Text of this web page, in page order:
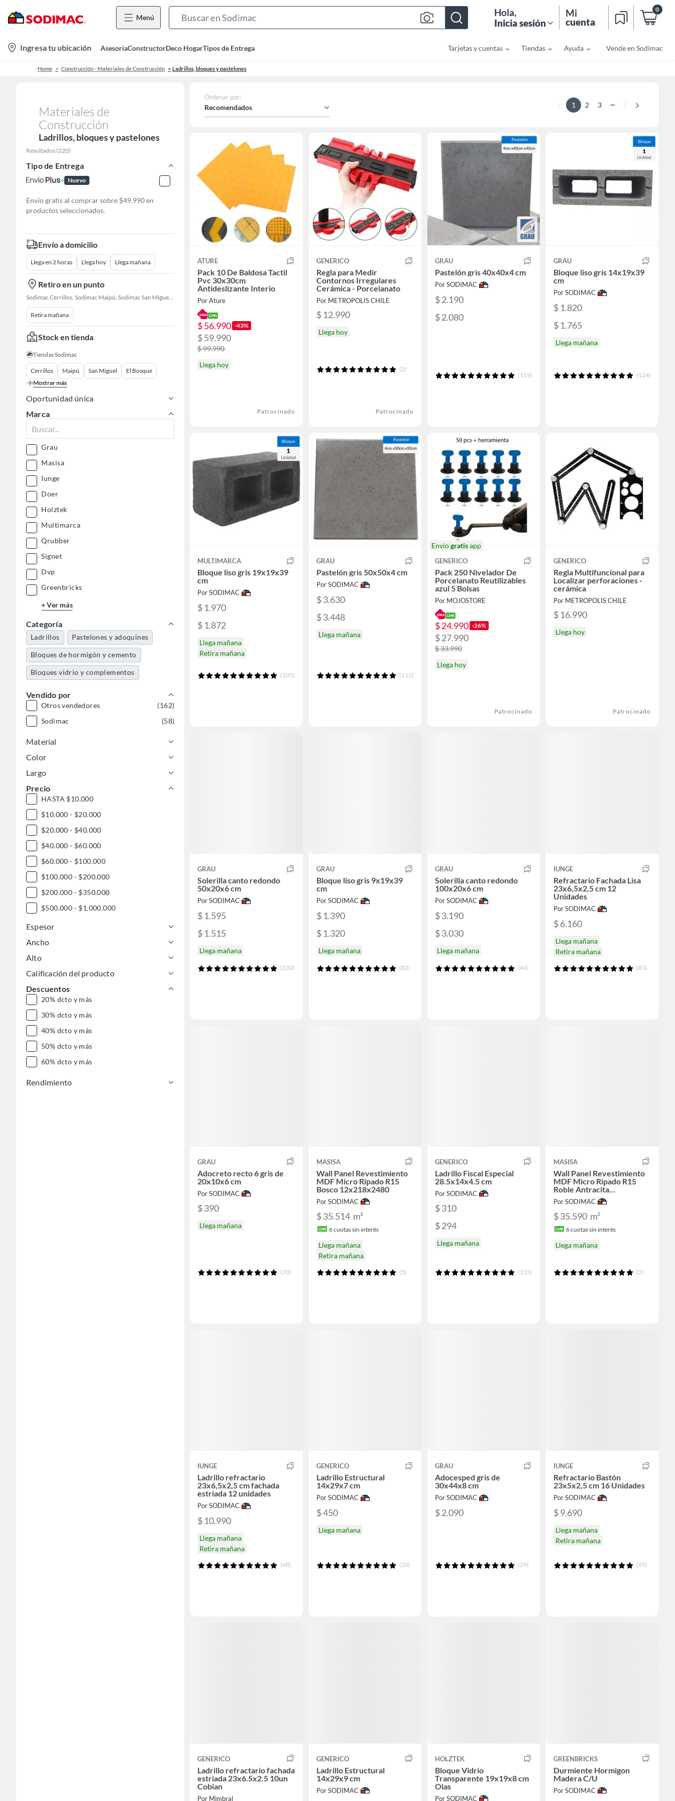
Menú
Bar
Hola,
Inicia sesión
Mi
cuenta
0
location-
icon
Ingresa tu ubicación AsesoríaConstructorDeco HogarTipos de Entrega Tarjetas y cuentas Tiendas Ayuda Vende en Sodimac
Home Construcción - Materiales de Construcción Ladrillos, bloques y pastelones
Materiales de
Construcción
Ladrillos, bloques y pastelones
Resultados (220)
Tipo de Entrega
Nuevo
Envío gratis al comprar sobre $49.990 en
productos seleccionados.
Envío a domicilio
Llega en 2 horas Llega hoy Llega mañana
Retiro en un punto
Sodimac Cerrillos, Sodimac Maipú, Sodimac San Miguel, Sodimac El Bosque, Sodimac San Bernardo, Constructor Cantagallo, Sodimac Talagante, Sodimac San Fernando
Retira mañana
Stock en tienda
Tiendas Sodimac
Cerrillos Maipú San Miguel
El Bosque
Mostrar más
Oportunidad única
Marca
Grau
Masisa
Iunge
Doer
Holztek
Multimarca
Qrubber
Signet
Dvp
Greenbricks
+ Ver más
Categoría
Ladrillos Pastelones y adoquines
Bloques de hormigón y cemento
Bloques vidrio y complementos
Vendido por
Otros vendedores
(162)
Sodimac
(58)
Material
Color
Largo
Precio
HASTA $10.000
$10.000 - $20.000
$20.000 - $40.000
$40.000 - $60.000
$60.000 - $100.000
$100.000 - $200.000
$200.000 - $350.000
$500.000 - $1.000.000
Espesor
Ancho
Alto
Calificación del producto
Descuentos
20% dcto y más
30% dcto y más
40% dcto y más
50% dcto y más
60% dcto y más
Rendimiento
Ordenar por:
Recomendados 1 2 3 ... 5
ATURE
Pack 10 De Baldosa Tactil
Pvc 30x30cm
Antideslizante Interio
Por Ature
$ 56.990 -43%
$ 59.990
$ 99.990
Llega hoy
Patrocinado
GENERICO
Regla para Medir
Contornos Irregulares
Cerámica - Porcelanato
Por METROPOLIS CHILE
$ 12.990
Llega hoy
(2)
Patrocinado
GRAU
Pastelón gris 40x40x4 cm
Por SODIMAC
$ 2.190
$ 2.080
(119)
GRAU
Bloque liso gris 14x19x39
cm
Por SODIMAC
$ 1.820
$ 1.765
Llega mañana
(124)
MULTIMARCA
Bloque liso gris 19x19x39
cm
Por SODIMAC
$ 1.970
$ 1.872
Llega mañana
Retira mañana
(105)
GRAU
Pastelón gris 50x50x4 cm
Por SODIMAC
$ 3.630
$ 3.448
Llega mañana
(112)
Envíogratisapp
GENERICO
Pack 250 Nivelador De
Porcelanato Reutilizables
azul 5 Bolsas
Por MOJOSTORE
$ 24.990 -26%
$ 27.990
$ 33.990
Llega hoy
Patrocinado
GENERICO
Regla Multifuncional para
Localizar perforaciones -
cerámica
Por METROPOLIS CHILE
$ 16.990
Llega hoy
Patrocinado
GRAU
Solerilla canto redondo
50x20x6 cm
Por SODIMAC
$ 1.595
$ 1.515
Llega mañana
(132)
GRAU
Bloque liso gris 9x19x39
cm
Por SODIMAC
$ 1.390
$ 1.320
Llega mañana
(82)
GRAU
Solerilla canto redondo
100x20x6 cm
Por SODIMAC
$ 3.190
$ 3.030
Llega mañana
(44)
IUNGE
Refractario Fachada Lisa
23x6,5x2,5 cm 12
Unidades
Por SODIMAC
$ 6.160
Llega mañana
Retira mañana
(83)
GRAU
Adocreto recto 6 gris de
20x10x6 cm
Por SODIMAC
$ 390
Llega mañana
(70)
MASISA
Wall Panel Revestimiento
MDF Micro Ripado R15
Bosco 12x218x2480
Por SODIMAC
$ 35.514 m²
6cuotas sin interés
Llega mañana
Retira mañana
(5)
GENERICO
Ladrillo Fiscal Especial
28.5x14x4.5 cm
Por SODIMAC
$ 310
$ 294
Llega mañana
(135)
MASISA
Wall Panel Revestimiento
MDF Micro Ripado R15
Roble Antracita
12x218x2480
Por SODIMAC
$ 35.590 m²
6cuotas sin interés
Llega mañana
(2)
IUNGE
Ladrillo refractario
23x6,5x2,5 cm fachada
estriada 12 unidades
Por SODIMAC
$ 10.990
Llega mañana
Retira mañana
(48)
GENERICO
Ladrillo Estructural
14x29x7 cm
Por SODIMAC
$ 450
Llega mañana
(20)
GRAU
Adocesped gris de
30x44x8 cm
Por SODIMAC
$ 2.090
(29)
IUNGE
Refractario Bastón
23x5x2,5 cm 16 Unidades
Por SODIMAC
$ 9.690
Llega mañana
Retira mañana
(95)
GENERICO
Ladrillo refractario fachada
estriada 23x6.5x2.5 10un
Cobian
Por Mimbral
GENERICO
Ladrillo Estructural
14x29x9 cm
Por SODIMAC
HOLZTEK
Bloque Vidrio
Transparente 19x19x8 cm
Olas
Por SODIMAC
GREENBRICKS
Durmiente Hormigon
Madera C/U
Por SODIMAC